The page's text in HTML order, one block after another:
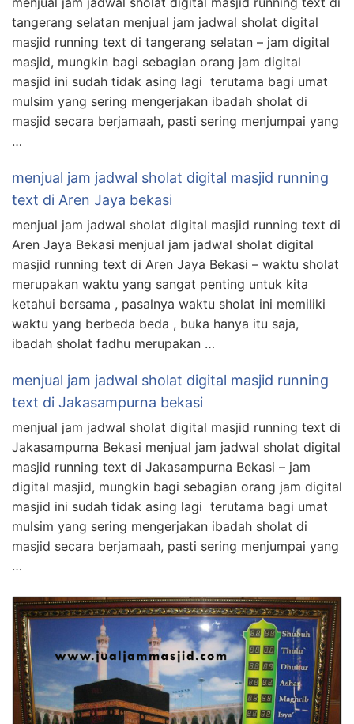
tangerang selatan menjual jam jadwal sholat digital
masjid running text di tangerang selatan – jam digital
masjid, mungkin bagi sebagian orang jam digital
masjid ini sudah tidak asing lagi terutama bagi umat
mulsim yang sering mengerjakan ibadah sholat di
masjid secara berjamaah, pasti sering menjumpai yang
…
menjual jam jadwal sholat digital masjid running
text di Aren Jaya bekasi
menjual jam jadwal sholat digital masjid running text di
Aren Jaya Bekasi menjual jam jadwal sholat digital
masjid running text di Aren Jaya Bekasi – waktu sholat
merupakan waktu yang sangat penting untuk kita
ketahui bersama , pasalnya waktu sholat ini memiliki
waktu yang berbeda beda , buka hanya itu saja,
ibadah sholat fadhu merupakan …
menjual jam jadwal sholat digital masjid running
text di Jakasampurna bekasi
menjual jam jadwal sholat digital masjid running text di
Jakasampurna Bekasi menjual jam jadwal sholat digital
masjid running text di Jakasampurna Bekasi – jam
digital masjid, mungkin bagi sebagian orang jam digital
masjid ini sudah tidak asing lagi terutama bagi umat
mulsim yang sering mengerjakan ibadah sholat di
masjid secara berjamaah, pasti sering menjumpai yang
…